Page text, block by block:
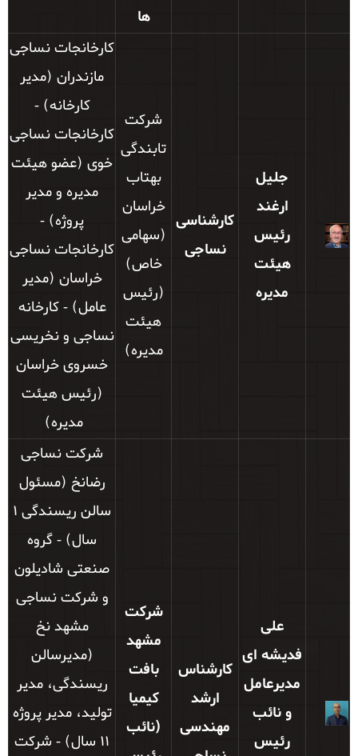
ها
جلیل
ارغند
رئیس
هیئت
مدیره
کارشناسی
نساجی
شرکت
تابندگی
بهتاب
خراسان
(سهامی
خاص)
(رئیس
هیئت
مدیره)
كارخانجات نساجی
مازندران (مدیر
کارخانه) -
كارخانجات نساجی
خوی (عضو هیئت
مدیره و مدیر
پروژه) -
كارخانجات نساجی
خراسان (مدیر
عامل) - کارخانه
نساجی و نخريسی
خسروی خراسان
(رئیس هیئت
مدیره)
علی
فدیشه ای
مدیرعامل
و نائب
رئیس
کارشناس
ارشد
مهندسی
شرکت
مشهد
بافت
کیمیا
(نائب
شركت نساجی
رضانخ (مسئول
سالن ریسندگی 1
سال) - گروه
صنعتی شاديلون
و شركت نساجی
مشهد نخ
(مديرسالن
ريسندگی، مدير
توليد، مدير پروژه
11 سال) - شرکت